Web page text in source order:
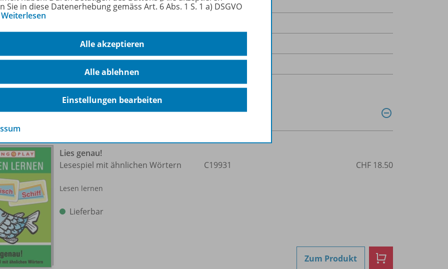
Deutsch,Therapie
8 Jahre
zu folgenden Werken
Lies genau!
Lesespiel mit ähnlichen Wörtern
Lesen lernen
Lieferbar
C19931 CHF 18.50
Zum Produkt
Sie in diese Datenerhebung gemäss Art. 6 Abs. 1 S. 1 a) DSGVO
Weiterlesen
Alle akzeptieren
Alle ablehnen
Einstellungen bearbeiten